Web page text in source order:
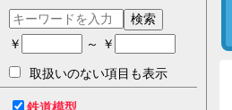
検索
￥ ～ ￥
取扱いのない項目も表示